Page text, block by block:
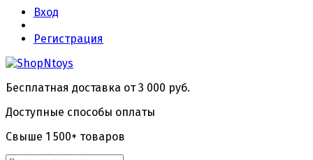
Вход
Регистрация
Бесплатная доставка от 3 000 руб.
Доступные способы оплаты
Свыше 1 500+ товаров